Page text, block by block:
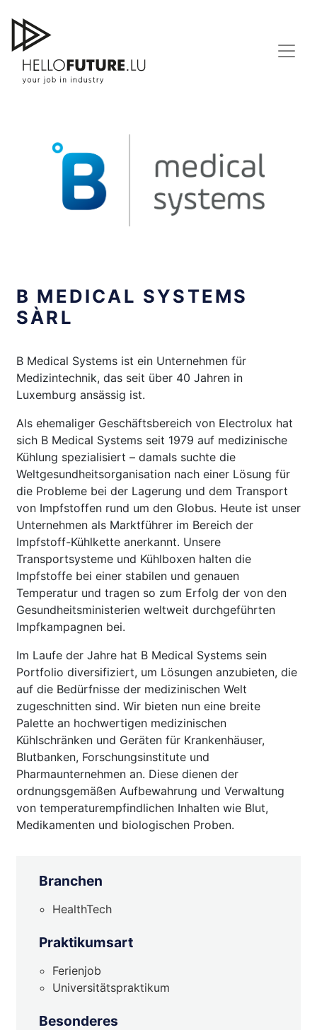
content
B MEDICAL SYSTEMS
SÀRL
B Medical Systems ist ein Unternehmen für
Medizintechnik, das seit über 40 Jahren in
Luxemburg ansässig ist.
Als ehemaliger Geschäftsbereich von Electrolux hat
sich B Medical Systems seit 1979 auf medizinische
Kühlung spezialisiert – damals suchte die
Weltgesundheitsorganisation nach einer Lösung für
die Probleme bei der Lagerung und dem Transport
von Impfstoffen rund um den Globus. Heute ist unser
Unternehmen als Marktführer im Bereich der
Impfstoff-Kühlkette anerkannt. Unsere
Transportsysteme und Kühlboxen halten die
Impfstoffe bei einer stabilen und genauen
Temperatur und tragen so zum Erfolg der von den
Gesundheitsministerien weltweit durchgeführten
Impfkampagnen bei.
Im Laufe der Jahre hat B Medical Systems sein
Portfolio diversifiziert, um Lösungen anzubieten, die
auf die Bedürfnisse der medizinischen Welt
zugeschnitten sind. Wir bieten nun eine breite
Palette an hochwertigen medizinischen
Kühlschränken und Geräten für Krankenhäuser,
Blutbanken, Forschungsinstitute und
Pharmaunternehmen an. Diese dienen der
ordnungsgemäßen Aufbewahrung und Verwaltung
von temperaturempfindlichen Inhalten wie Blut,
Medikamenten und biologischen Proben.
Branchen
HealthTech
Praktikumsart
Ferienjob
Universitätspraktikum
Besonderes